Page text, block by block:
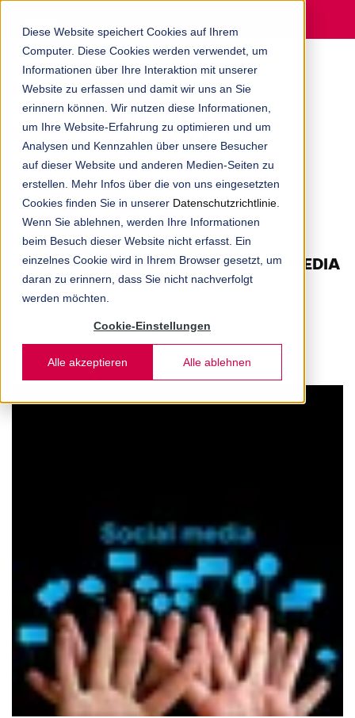
Diese Website speichert Cookies auf Ihrem
Computer. Diese Cookies werden verwendet, um
Informationen über Ihre Interaktion mit unserer
Website zu erfassen und damit wir uns an Sie
erinnern können. Wir nutzen diese Informationen,
um Ihre Website-Erfahrung zu optimieren und um
Analysen und Kennzahlen über unsere Besucher
auf dieser Website und anderen Medien-Seiten zu
erstellen. Mehr Infos über die von uns eingesetzten
Cookies finden Sie in unserer Datenschutzrichtlinie
Wenn Sie ablehnen, werden Ihre Informationen
beim Besuch dieser Website nicht erfasst. Ein
einzelnes Cookie wird in Ihrem Browser gesetzt, um
daran zu erinnern, dass Sie nicht nachverfolgt
werden möchten.
Cookie-Einstellungen
Alle akzeptieren Alle ablehnen
ERFAHREN SIE AUF DEM BLOG ALLES
RUND UM DIE DIGITALAGENTUR AUS
STRAIGHT PRÄSENTIERT: 5 SOCIAL MEDIA
ERFOLGSFAKTOREN.
FRANK MILLER